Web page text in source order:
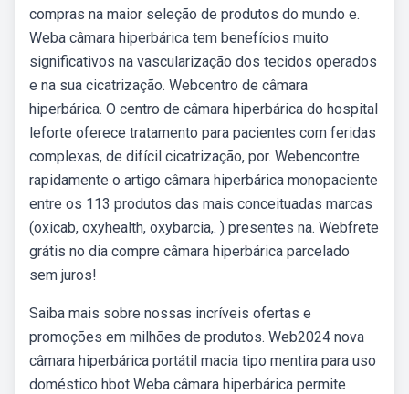
compras na maior seleção de produtos do mundo e.
Weba câmara hiperbárica tem benefícios muito
significativos na vascularização dos tecidos operados
e na sua cicatrização. Webcentro de câmara
hiperbárica. O centro de câmara hiperbárica do hospital
leforte oferece tratamento para pacientes com feridas
complexas, de difícil cicatrização, por. Webencontre
rapidamente o artigo câmara hiperbárica monopaciente
entre os 113 produtos das mais conceituadas marcas
(oxicab, oxyhealth, oxybarcia,. ) presentes na. Webfrete
grátis no dia compre câmara hiperbárica parcelado
sem juros!
Saiba mais sobre nossas incríveis ofertas e
promoções em milhões de produtos. Web2024 nova
câmara hiperbárica portátil macia tipo mentira para uso
doméstico hbot Weba câmara hiperbárica permite